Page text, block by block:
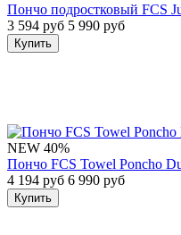
Пончо подростковый FCS
3 594 руб 5 990 руб
Купить
NEW 40%
Пончо FCS Towel Poncho
4 194 руб 6 990 руб
Купить